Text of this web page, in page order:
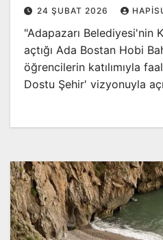
24 ŞUBAT 2026
"Adapazarı Belediyesi'nin
açtığı Ada Bostan Hobi
öğrencilerin katılımıyla
Dostu Şehir' vizyonuyla